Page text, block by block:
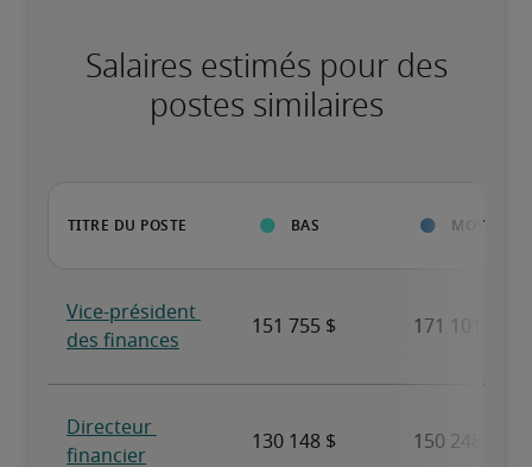
Salaires estimés pour des
postes similaires